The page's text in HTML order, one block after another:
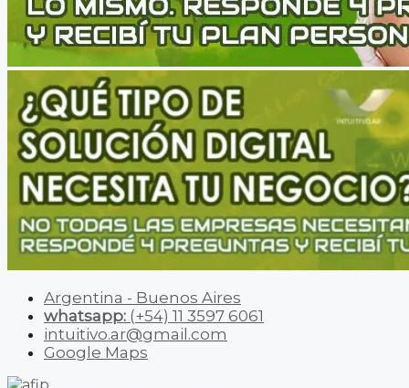
Argentina - Buenos Aires
whatsapp: (+54) 11 3597 6061
intuitivo.ar@gmail.com
Google Maps